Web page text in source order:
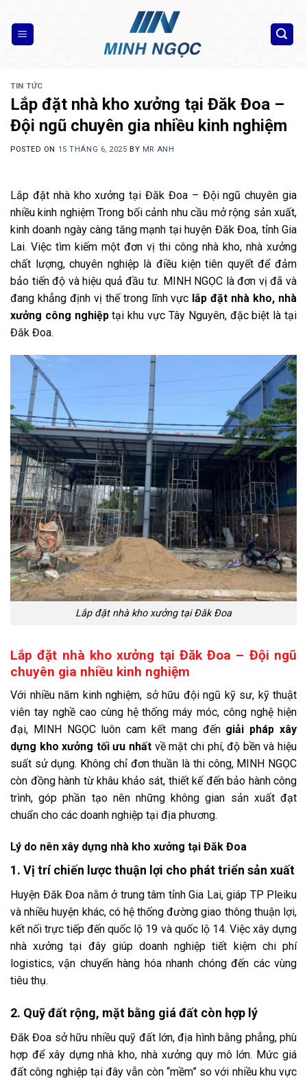
content
TIN TỨC
Lắp đặt nhà kho xưởng tại Đăk Đoa –
Đội ngũ chuyên gia nhiều kinh nghiệm
POSTED ON 15 THÁNG 6, 2025 BY MR ANH
Lắp đặt nhà kho xưởng tại Đăk Đoa – Đội ngũ chuyên gia
nhiều kinh nghiệm Trong bối cảnh nhu cầu mở rộng sản xuất,
kinh doanh ngày càng tăng mạnh tại huyện Đăk Đoa, tỉnh Gia
Lai. Việc tìm kiếm một đơn vị thi công nhà kho, nhà xưởng
chất lượng, chuyên nghiệp là điều kiện tiên quyết để đảm
bảo tiến độ và hiệu quả đầu tư. MINH NGỌC là đơn vị đã và
đang khẳng định vị thế trong lĩnh vực lắp đặt nhà kho, nhà
xưởng công nghiệptại khu vực Tây Nguyên, đặc biệt là tại
Đăk Đoa.
Lắp đặt nhà kho xưởng tại Đăk Đoa
Lắp đặt nhà kho xưởng tại Đăk Đoa – Đội ngũ
chuyên gia nhiều kinh nghiệm
Với nhiều năm kinh nghiệm, sở hữu đội ngũ kỹ sư, kỹ thuật
viên tay nghề cao cùng hệ thống máy móc, công nghệ hiện
đại, MINH NGỌC luôn cam kết mang đến giải pháp xây
dựng kho xưởng tối ưu nhất về mặt chi phí, độ bền và hiệu
suất sử dụng. Không chỉ đơn thuần là thi công, MINH NGỌC
còn đồng hành từ khâu khảo sát, thiết kế đến bảo hành công
trình, góp phần tạo nên những không gian sản xuất đạt
chuẩn cho các doanh nghiệp tại địa phương.
Lý do nên xây dựng nhà kho xưởng tại Đăk Đoa
1. Vị trí chiến lược thuận lợi cho phát triển sản xuất
Huyện Đăk Đoa nằm ở trung tâm tỉnh Gia Lai, giáp TP Pleiku
và nhiều huyện khác, có hệ thống đường giao thông thuận lợi,
kết nối trực tiếp đến quốc lộ 19 và quốc lộ 14. Việc xây dựng
nhà xưởng tại đây giúp doanh nghiệp tiết kiệm chi phí
logistics, vận chuyển hàng hóa nhanh chóng đến các vùng
tiêu thụ.
2. Quỹ đất rộng, mặt bằng giá đất còn hợp lý
Đăk Đoa sở hữu nhiều quỹ đất lớn, địa hình bằng phẳng, phù
hợp để xây dựng nhà kho, nhà xưởng quy mô lớn. Mức giá
đất công nghiệp tại đây vẫn còn “mềm” so với nhiều khu vực